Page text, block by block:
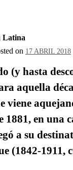
Latina
on 17 ABRIL 2018
(y hasta
aquella
1881, en una
a su
(1842-